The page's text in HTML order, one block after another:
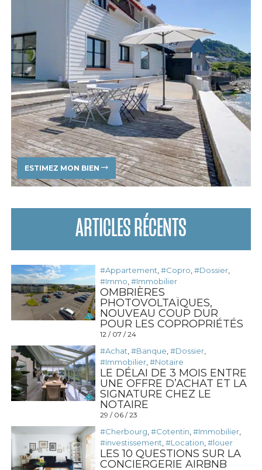
ESTIMEZ MON BIEN
ARTICLES RÉCENTS
#Appartement #Copro #Dossier,
#Immo #Immobilier
OMBRIÈRES
PHOTOVOLTAÏQUES,
NOUVEAU COUP DUR
POUR LES COPROPRIÉTÉS
12 / 07 / 24
#Achat #Banque #Dossier,
#Immobilier, #Notaire
LE DÉLAI DE 3 MOIS ENTRE
UNE OFFRE D’ACHAT ET LA
SIGNATURE CHEZ LE
NOTAIRE
29 / 06 / 23
#Cherbourg #Cotentin #Immobilier,
#investissement #Location #louer
LES 10 QUESTIONS SUR LA
CONCIERGERIE AIRBNB